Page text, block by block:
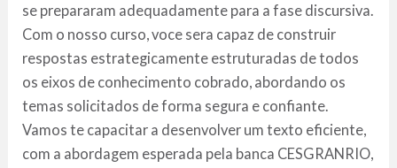
se prepararam adequadamente para a fase discursiva.
Com o nosso curso, voce sera capaz de construir
respostas estrategicamente estruturadas de todos
os eixos de conhecimento cobrado, abordando os
temas solicitados de forma segura e confiante.
Vamos te capacitar a desenvolver um texto eficiente,
com a abordagem esperada pela banca CESGRANRIO,